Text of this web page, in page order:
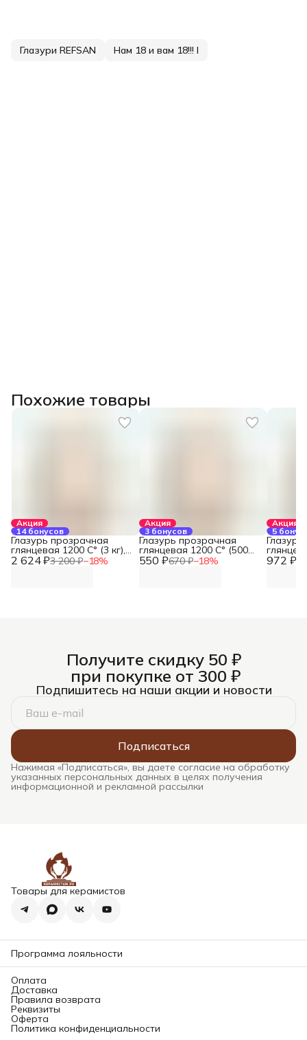
Глазури REFSAN Нам 18 и вам 18!!! I
Похожие товары
Акция
14 бонусов
2 624 ₽3 200 ₽−18%
Глазурь прозрачная
глянцевая 1200 С° (3 кг),
REFSAN
Акция
3 бонусов
550 ₽670 ₽−18%
Глазурь прозрачная
глянцевая 1200 С° (500
гр), REFSAN
Акция
5
972 ₽
REFSAN
Получите скидку 50 ₽
при покупке от 300 ₽
Подпишитесь на наши акции и новости
Подписаться
Нажимая «Подписаться», вы даете согласие на обработку
указанных персональных данных в целях получения
информационной и рекламной рассылки
Товары для керамистов
Программа лояльности
Оплата
Доставка
Правила возврата
Реквизиты
Оферта
Политика конфиденциальности